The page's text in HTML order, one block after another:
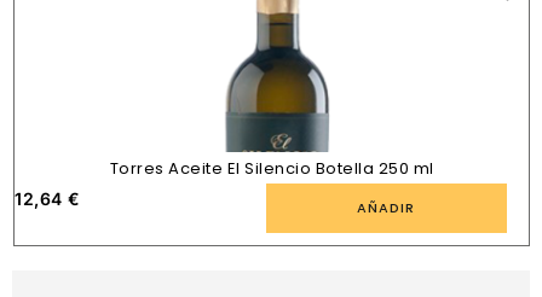
Torres Aceite El Silencio Botella 250 ml
12,64 € AÑADIR